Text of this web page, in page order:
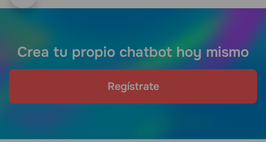
Crea tu propio chatbot hoy mismo
Regístrate